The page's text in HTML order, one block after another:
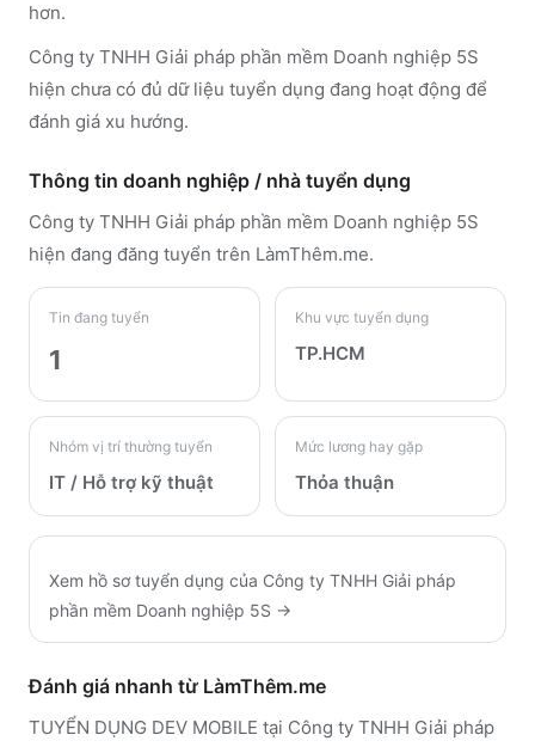
hơn.
Công ty TNHH Giải pháp phần mềm Doanh nghiệp 5S
hiện chưa có đủ dữ liệu tuyển dụng đang hoạt động để
đánh giá xu hướng.
Thông tin doanh nghiệp / nhà tuyển dụng
Công ty TNHH Giải pháp phần mềm Doanh nghiệp 5S
hiện đang đăng tuyển trên LàmThêm.me.
Tin đang tuyển
1
Khu vực tuyển dụng
TP.HCM
Nhóm vị trí thường tuyển
IT / Hỗ trợ kỹ thuật
Mức lương hay gặp
Thỏa thuận
Xem hồ sơ tuyển dụng của Công ty TNHH Giải pháp
phần mềm Doanh nghiệp 5S →
Đánh giá nhanh từ LàmThêm.me
TUYỂN DỤNG DEV MOBILE tại Công ty TNHH Giải pháp